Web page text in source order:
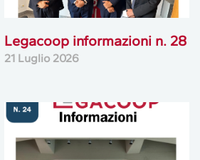
Legacoop informazioni n. 28
21 Luglio 2026